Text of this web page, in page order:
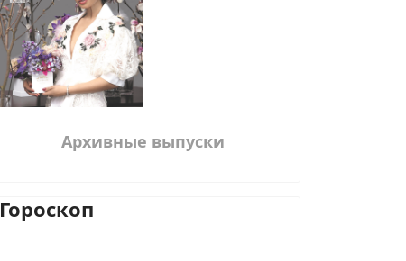
Архивные выпуски
Гороскоп